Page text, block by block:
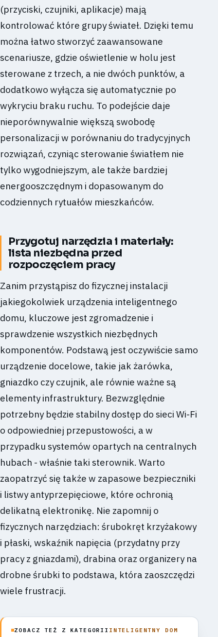
(przyciski, czujniki, aplikacje) mają
kontrolować które grupy świateł. Dzięki temu
można łatwo stworzyć zaawansowane
scenariusze, gdzie oświetlenie w holu jest
sterowane z trzech, a nie dwóch punktów, a
dodatkowo wyłącza się automatycznie po
wykryciu braku ruchu. To podejście daje
nieporównywalnie większą swobodę
personalizacji w porównaniu do tradycyjnych
rozwiązań, czyniąc sterowanie światłem nie
tylko wygodniejszym, ale także bardziej
energooszczędnym i dopasowanym do
codziennych rytuałów mieszkańców.
Przygotuj narzędzia i materiały:
lista niezbędna przed
rozpoczęciem pracy
Zanim przystąpisz do fizycznej instalacji
jakiegokolwiek urządzenia inteligentnego
domu, kluczowe jest zgromadzenie i
sprawdzenie wszystkich niezbędnych
komponentów. Podstawą jest oczywiście samo
urządzenie docelowe, takie jak żarówka,
gniazdko czy czujnik, ale równie ważne są
elementy infrastruktury. Bezwzględnie
potrzebny będzie stabilny dostęp do sieci Wi-Fi
o odpowiedniej przepustowości, a w
przypadku systemów opartych na centralnych
hubach - właśnie taki sterownik. Warto
zaopatrzyć się także w zapasowe bezpieczniki
i listwy antyprzepięciowe, które ochronią
delikatną elektronikę. Nie zapomnij o
fizycznych narzędziach: śrubokręt krzyżakowy
i płaski, wskaźnik napięcia (przydatny przy
pracy z gniazdami), drabina oraz organizery na
drobne śrubki to podstawa, która zaoszczędzi
wiele frustracji.
ZOBACZ TEŻ Z KATEGORII INTELIGENTNY DOM